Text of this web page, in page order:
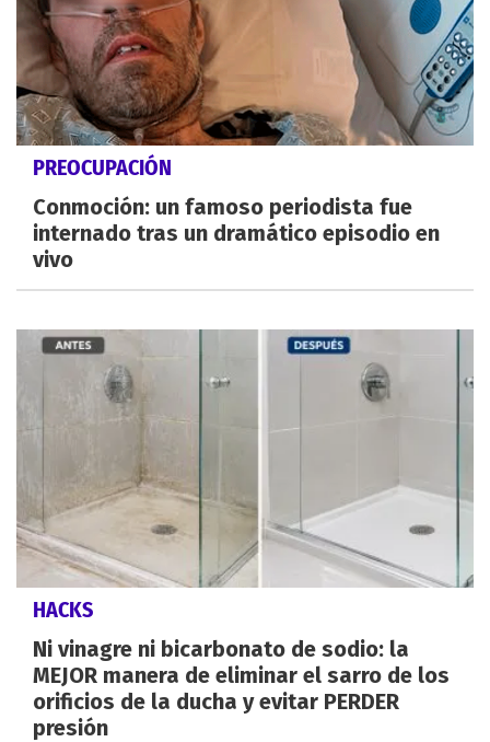
PREOCUPACIÓN
Conmoción: un famoso periodista fue
internado tras un dramático episodio en
vivo
HACKS
Ni vinagre ni bicarbonato de sodio: la
MEJOR manera de eliminar el sarro de los
orificios de la ducha y evitar PERDER
presión